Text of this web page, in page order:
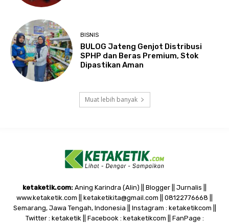
BISNIS
BULOG Jateng Genjot Distribusi
SPHP dan Beras Premium, Stok
Dipastikan Aman
Muat lebih banyak
ketaketik.com: Aning Karindra (Alin) || Blogger || Jurnalis ||
www.ketaketik.com || ketaketikita@gmail.com || 08122776668 ||
Semarang, Jawa Tengah, Indonesia || Instagram : ketaketikcom ||
Twitter : ketaketik || Facebook : ketaketikcom || FanPage :